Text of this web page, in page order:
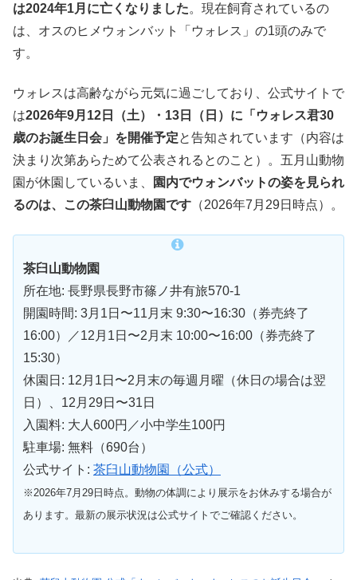
は2024年1月に亡くなりました。現在飼育されているの
は、オスのヒメウォンバット「ウォレス」の1頭のみで
す。
ウォレスは高齢ながら元気に過ごしており、公式サイトで
は2026年9月12日（土）・13日（日）に「ウォレス君30
歳のお誕生日会」を開催予定と告知されています（内容は
決まり次第あらためて公表されるとのこと）。五月山動物
園が休園しているいま、
園内でウォンバットの姿を見られ
るのは、この茶臼山動物園です （2026年7月29日時点）。
茶臼山動物園
所在地: 長野県長野市篠ノ井有旅570-1
開園時間: 3月1日〜11月末 9:30〜16:30（券売終了
16:00）／12月1日〜2月末 10:00〜16:00（券売終了
15:30）
休園日: 12月1日〜2月末の毎週月曜（休日の場合は翌
日）、12月29日〜31日
入園料: 大人600円／小中学生100円
駐車場: 無料（690台）
公式サイト: 茶臼山動物園（公式）
※2026年7月29日時点。動物の体調により展示をお休みする場合が
あります。最新の展示状況は公式サイトでご確認ください。